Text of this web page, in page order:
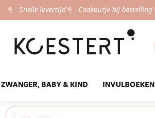
Snelle levertijd Cadeautje bij bestelling
ZWANGER, BABY & KIND INVULBOEKEN